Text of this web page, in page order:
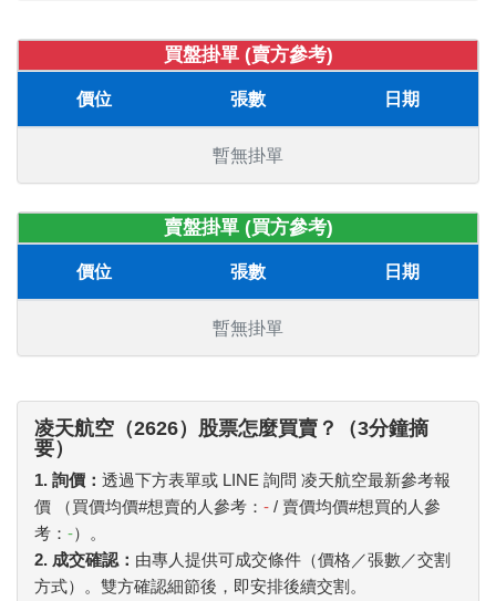
買盤掛單 (賣方參考)
價位 張數 日期
暫無掛單
賣盤掛單 (買方參考)
價位 張數 日期
暫無掛單
凌天航空（2626）股票怎麼買賣？（3分鐘摘
要）
1. 詢價： 透過下方表單或 LINE 詢問 凌天航空最新參考報
價 （買價均價#想賣的人參考： - / 賣價均價#想買的人參
考： -）。
2. 成交確認： 由專人提供可成交條件（價格／張數／交割
方式）。雙方確認細節後，即安排後續交割。